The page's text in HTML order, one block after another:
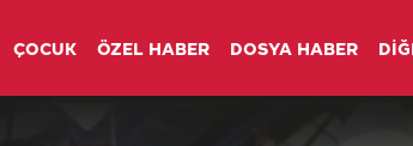
ÇOCUK ÖZEL HABER DOSYA HABER